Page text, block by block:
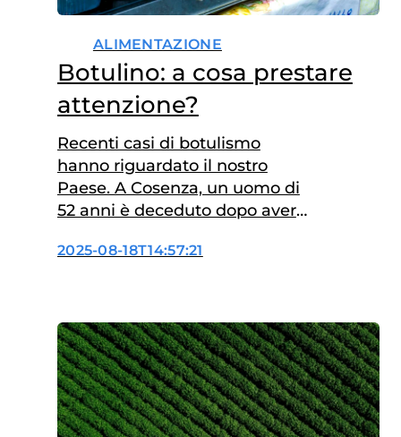
ALIMENTAZIONE
Botulino: a cosa prestare
attenzione?
Recenti casi di botulismo
hanno riguardato il nostro
Paese. A Cosenza, un uomo di
52 anni è deceduto dopo aver
broccoli e salsiccia presso un
intossicate dallo stesso cibo.
Questo episodio si aggiunge a
un altro grave caso avvenuto in
Sardegna, dove durante…
2025-08-18T14:57:21